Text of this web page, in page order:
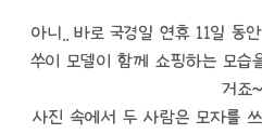
아니.. 바로 국경일 연휴 11일 동
쑤이 모델이 함께 쇼핑하는 모습
거죠
사진 속에서 두 사람은 모자를